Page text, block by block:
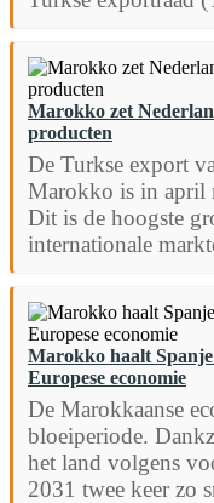
Marokko zet
producten
De Turkse export
Marokko is in april
Dit is de hoogste
internationale
Marokko haalt
Europese economie
De Marokkaanse
bloeiperiode.
het land volgens
2031 twee keer zo